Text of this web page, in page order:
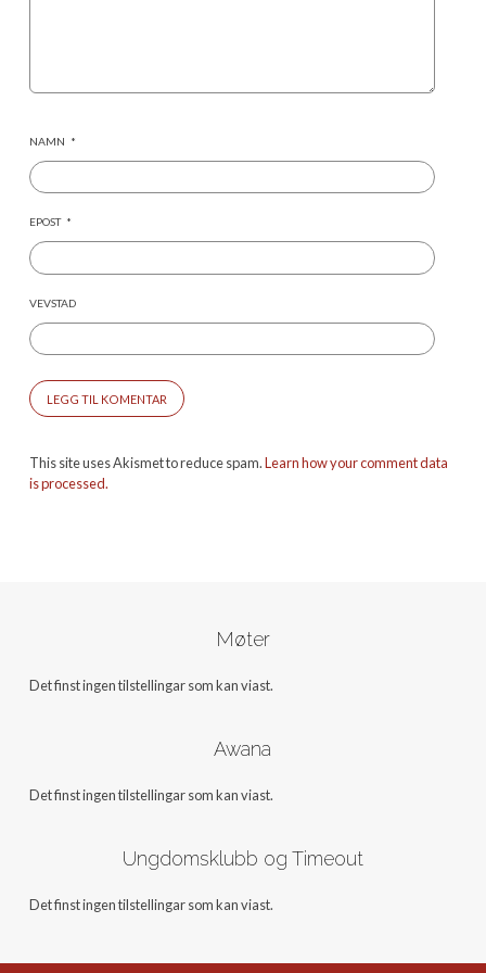
NAMN *
EPOST *
VEVSTAD
This site uses Akismet to reduce spam.Learn how your comment data
is processed.
Møter
Det finst ingen tilstellingar som kan viast.
Awana
Det finst ingen tilstellingar som kan viast.
Ungdomsklubb og Timeout
Det finst ingen tilstellingar som kan viast.